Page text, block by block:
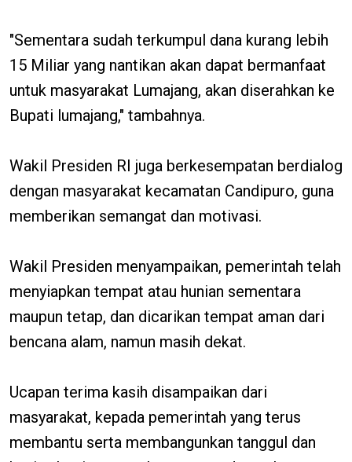
"Sementara sudah terkumpul dana kurang lebih
15 Miliar yang nantikan akan dapat bermanfaat
untuk masyarakat Lumajang, akan diserahkan ke
Bupati lumajang," tambahnya.
Wakil Presiden RI juga berkesempatan berdialog
dengan masyarakat kecamatan Candipuro, guna
memberikan semangat dan motivasi.
Wakil Presiden menyampaikan, pemerintah telah
menyiapkan tempat atau hunian sementara
maupun tetap, dan dicarikan tempat aman dari
bencana alam, namun masih dekat.
Ucapan terima kasih disampaikan dari
masyarakat, kepada pemerintah yang terus
membantu serta membangunkan tanggul dan